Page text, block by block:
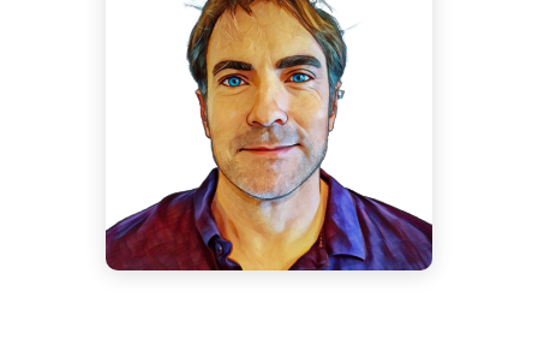
Iñaki Espinosa
Crespo
Veterinario I+D+i